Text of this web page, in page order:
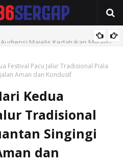
Majelis Kedatukan Melayu
Festival Pacu Jalur Tradisional Piala
Aman dan Kondusif
Kedua
Tradisional
Singingi
dan